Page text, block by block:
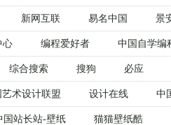
新网互联 易名中国 景
心 编程爱好者 中国自学编
综合搜索 搜狗 必应
术设计联盟 设计在线 中
国站长站-壁纸 猫猫壁纸酷